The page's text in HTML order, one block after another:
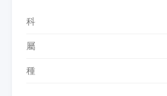
科
屬
種